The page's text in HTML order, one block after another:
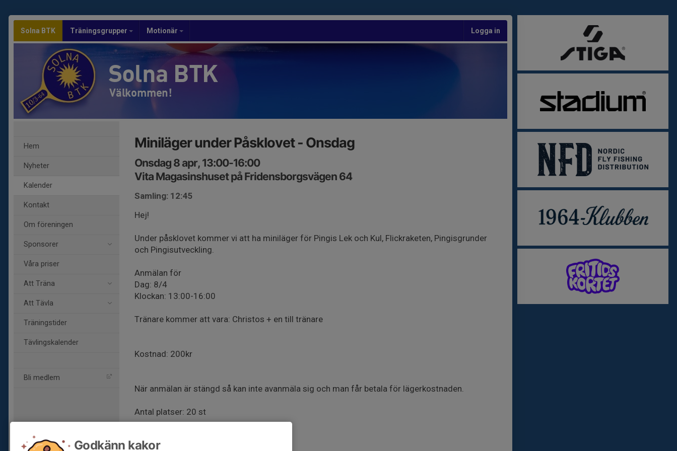
Solna BTK Träningsgrupper Motionär Logga in
Solna BTK
Välkommen!
Hem
Nyheter
Kalender
Kontakt
Om föreningen
Sponsorer
Våra priser
Att Träna
Att Tävla
Träningstider
Tävlingskalender
Bli medlem
Miniläger under Påsklovet - Onsdag
Onsdag 8 apr, 13:00-16:00
Vita Magasinshuset på Fridensborgsvägen 64
Samling: 12:45
Hej!
Under påsklovet kommer vi att ha miniläger för Pingis Lek och Kul, Flickraketen, Pingisgrunder
och Pingisutveckling.
Anmälan för
Dag: 8/4
Klockan: 13:00-16:00
Tränare kommer att vara: Christos + en till tränare
Kostnad: 200kr
När anmälan är stängd så kan inte avanmäla sig och man får betala för lägerkostnaden.
Antal platser: 20 st
Godkänn kakor